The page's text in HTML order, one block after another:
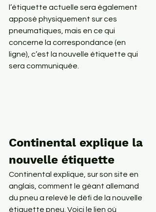
l’étiquette actuelle sera également
apposé physiquement sur ces
pneumatiques, mais en ce qui
concerne la correspondance (en
ligne), c’est la nouvelle étiquette qui
sera communiquée.
Continental explique la
nouvelle étiquette
Continental explique, sur son site en
anglais, comment le géant allemand
du pneu a relevé le défi de la nouvelle
étiquette pneu. Voici le lien où